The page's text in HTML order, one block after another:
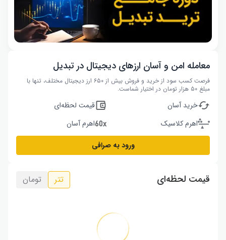
معامله امن و آسان ارزهای دیجیتال در تبدیل
فرصت کسب سود از خرید و فروش بیش از ۶۵۰ ارز دیجیتال مختلف، تنها با
مبلغ ۵۰ هزار تومان در اختیار شماست.
خرید آسان
قیمت لحظه‌ای
اهرم کلاسیک
اهرم آسان
ورود به صرافی
قیمت لحظه‌ای تتر تومان